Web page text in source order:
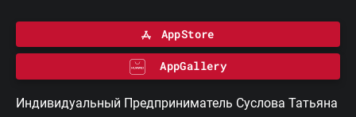
AppStore
AppGallery
Индивидуальный Предприниматель Суслова Татьяна